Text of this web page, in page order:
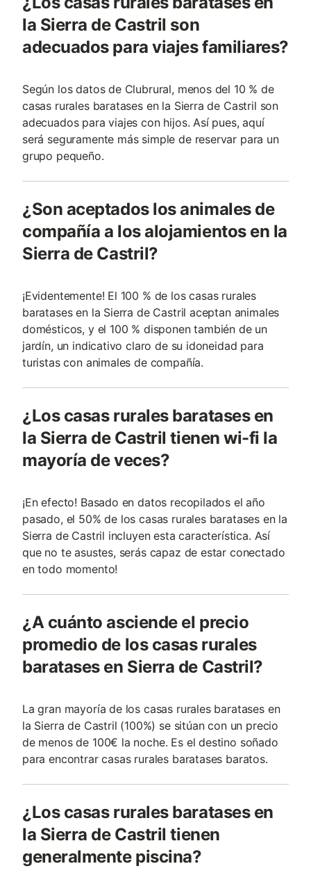
la Sierra de Castril son
adecuados para viajes familiares?
Según los datos de Clubrural, menos del 10 % de
casas rurales baratases en la Sierra de Castril son
adecuados para viajes con hijos. Así pues, aquí
será seguramente más simple de reservar para un
grupo pequeño.
¿Son aceptados los animales de
compañía a los alojamientos en la
Sierra de Castril?
¡Evidentemente! El 100 % de los casas rurales
baratases en la Sierra de Castril aceptan animales
domésticos, y el 100 % disponen también de un
jardín, un indicativo claro de su idoneidad para
turistas con animales de compañí­a.
¿Los casas rurales baratases en
la Sierra de Castril tienen wi-fi la
mayoría de veces?
¡En efecto! Basado en datos recopilados el año
pasado, el 50% de los casas rurales baratases en la
Sierra de Castril incluyen esta característica. Así
que no te asustes, serás capaz de estar conectado
en todo momento!
¿A cuánto asciende el precio
promedio de los casas rurales
baratases en Sierra de Castril?
La gran mayoría de los casas rurales baratases en
la Sierra de Castril (100%) se sitúan con un precio
de menos de 100€ la noche. Es el destino soñado
para encontrar casas rurales baratases baratos.
¿Los casas rurales baratases en
la Sierra de Castril tienen
generalmente piscina?